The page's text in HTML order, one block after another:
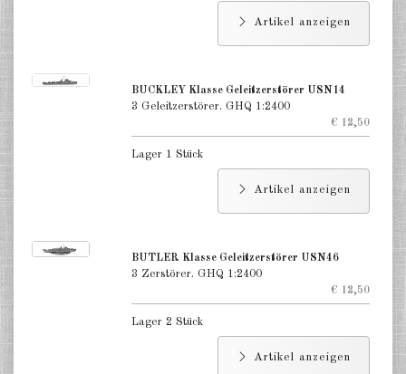
Artikel anzeigen
BUCKLEY Klasse Geleitzerstörer USN14
3 Geleitzerstörer. GHQ 1:2400
€ 12,50
Lager 1 Stück
Artikel anzeigen
BUTLER Klasse Geleitzerstörer USN46
3 Zerstörer. GHQ 1:2400
€ 12,50
Lager 2 Stück
Artikel anzeigen